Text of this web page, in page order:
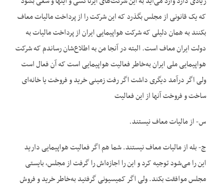
که یک قانونی از مجلس بگذرد که این شرکت را از پرداخت مالیات معاف
بکنند به همان دلیلی که شرکت هواپیمایی ایران از پرداخت مالیات به
دولت ایران معاف است. البته در آنجا من به اطلاع‌شان رساندم که شرکت
هواپیمایی ملی ایران به‌خاطر فعالیت هواپیمایی است که آن فعال است
ولی اگر درآمد دیگری داشت اگر رفت زمینی خرید و فروخت یا خانه‌ای
ساخت و فروخت آنها از این فعالیت
س- از مالیات معاف نیستند.
ج- بله از مالیات معاف نیستند. شما هم اگر فعالیت هواپیمایی دارید
این را می‌شود توجیه کرد و این را اجازه‌اش را گرفت از مجلس، بایستی
مجلس موافقت بکند. ولی اگر کمیسیونی گرفتید به‌خاطر خرید و فروش